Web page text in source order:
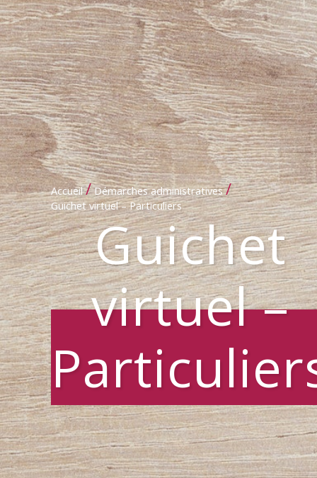
Accueil / Démarches administratives /
Guichet virtuel – Particuliers
Guichet
virtuel –